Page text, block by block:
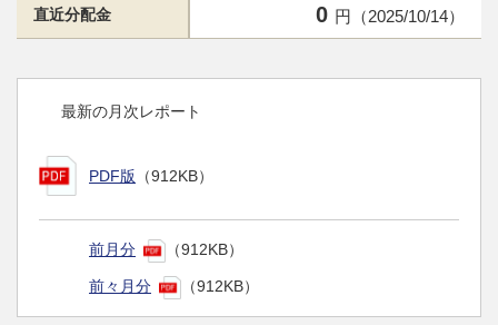
直近分配金 0 円（2025/10/14）
最新の月次レポート
PDF版 （912KB）
前月分 （912KB）
前々月分 （912KB）